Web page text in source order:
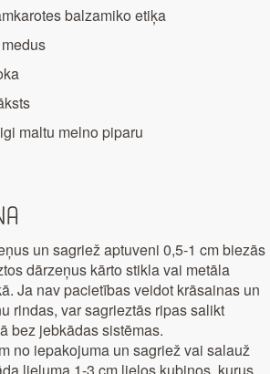
balzamiko etiķa
maltu melno piparu
un sagriež aptuveni 0,5-1 cm biezās
dārzeņus kārto stikla vai metāla
Ja nav pacietības veidot krāsainas un
rindas, var sagrieztās ripas salikt
bez jebkādas sistēmas.
no iepakojuma un sagriež vai salauž